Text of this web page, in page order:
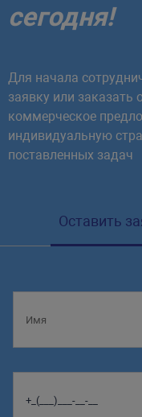
сегодня!
Для начала
заявку или заказать
коммерческое
индивидуальную
поставленных задач
Оставить